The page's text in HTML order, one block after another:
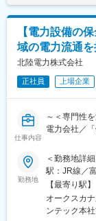
均勤続年数
・フレック
・下記交替
＜交代勤務例
１直 00：00
２直 08：00
３直 16：
※上記は一
部門・働き
細をお伝え
■当社の魅力
豊富な水資
を開発した
してきた当
大に向けて
【電力設備の
域の電力流通
北陸電力株式会社
正社員 上場企業
仕事内容
～＜専門性
電力会社／
プライベー
■業務内容：
～地域の生
当社にて、
修理・取替
勤務地
＜勤務地詳
駅：JR線／
石川支店住
駅：北鉄石
細3＞福井支
【最寄り駅】
オークスカ
ンテック本